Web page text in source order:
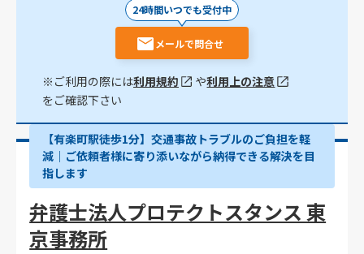
24時間いつでも受付中
メールで問合せ
※ご利用の際には利用規約 や利用上の注意
をご確認下さい
【有楽町駅徒歩1分】交通事故トラブルのご負担を軽
減｜ご依頼者様に寄り添いながら納得できる解決を目
指します
弁護士法人プロテクトスタンス 東
京事務所